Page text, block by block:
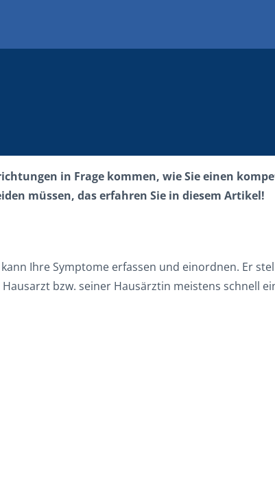
in Frage kommen, wie Sie einen
müssen, das erfahren Sie in diesem Artikel!
Ihre Symptome erfassen und einordnen. Er
bzw. seiner Hausärztin meistens schnell